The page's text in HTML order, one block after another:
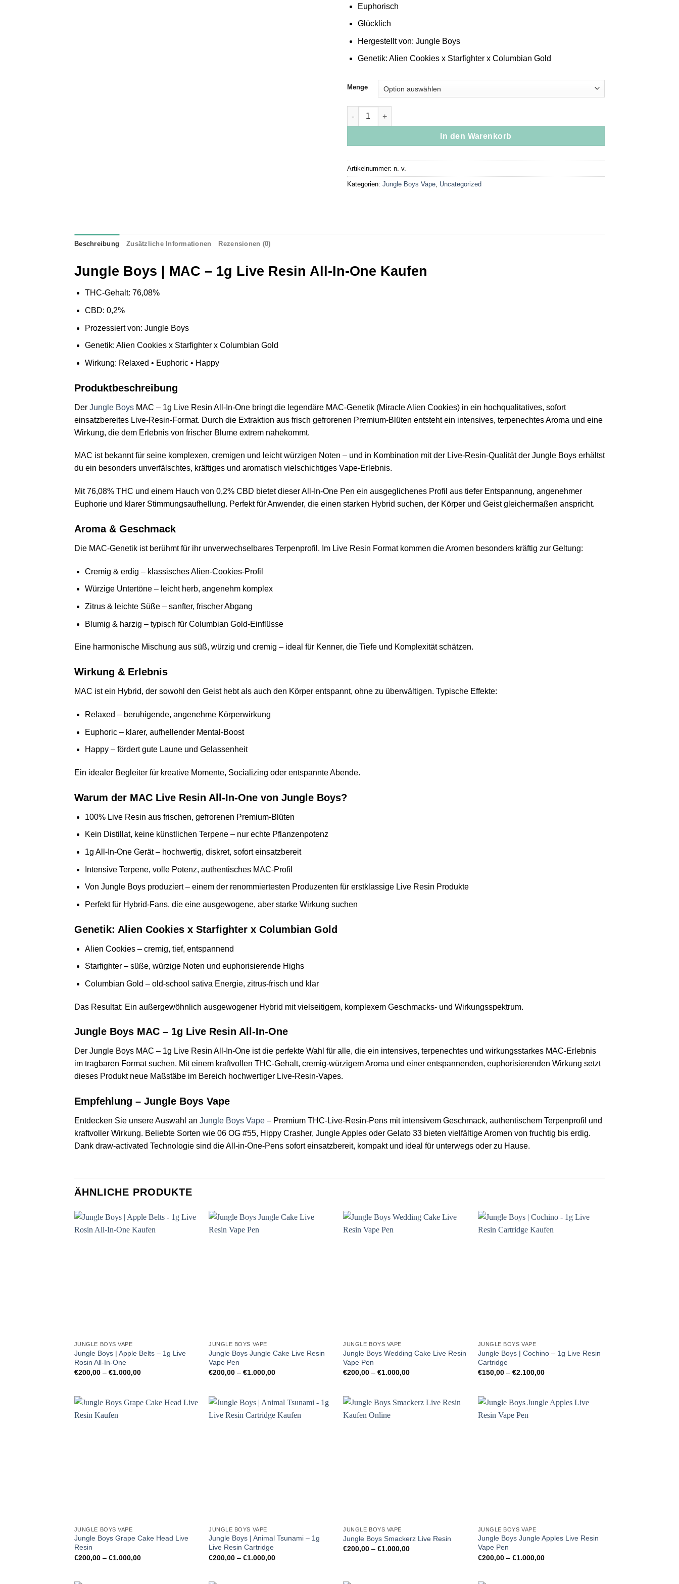
Euphorisch
Glücklich
Hergestellt von: Jungle Boys
Genetik: Alien Cookies x Starfighter x Columbian Gold
Menge
Jungle Boys | MAC - 1g Live Resin All-In-One Menge
In den Warenkorb
Artikelnummer: n. v.
Kategorien: Jungle Boys Vape, Uncategorized
Beschreibung Zusätzliche Informationen Rezensionen (0)
Jungle Boys | MAC – 1g Live Resin All-In-One Kaufen
THC-Gehalt: 76,08%
CBD: 0,2%
Prozessiert von: Jungle Boys
Genetik: Alien Cookies x Starfighter x Columbian Gold
Wirkung: Relaxed • Euphoric • Happy
Produktbeschreibung
Der Jungle Boys MAC – 1g Live Resin All-In-One bringt die legendäre MAC-Genetik (Miracle Alien Cookies) in ein hochqualitatives, sofort
einsatzbereites Live-Resin-Format. Durch die Extraktion aus frisch gefrorenen Premium-Blüten entsteht ein intensives, terpenechtes Aroma und eine
Wirkung, die dem Erlebnis von frischer Blume extrem nahekommt.
MAC ist bekannt für seine komplexen, cremigen und leicht würzigen Noten – und in Kombination mit der Live-Resin-Qualität der Jungle Boys erhältst
du ein besonders unverfälschtes, kräftiges und aromatisch vielschichtiges Vape-Erlebnis.
Mit 76,08% THC und einem Hauch von 0,2% CBD bietet dieser All-In-One Pen ein ausgeglichenes Profil aus tiefer Entspannung, angenehmer
Euphorie und klarer Stimmungsaufhellung. Perfekt für Anwender, die einen starken Hybrid suchen, der Körper und Geist gleichermaßen anspricht.
Aroma & Geschmack
Die MAC-Genetik ist berühmt für ihr unverwechselbares Terpenprofil. Im Live Resin Format kommen die Aromen besonders kräftig zur Geltung:
Cremig & erdig – klassisches Alien-Cookies-Profil
Würzige Untertöne – leicht herb, angenehm komplex
Zitrus & leichte Süße – sanfter, frischer Abgang
Blumig & harzig – typisch für Columbian Gold-Einflüsse
Eine harmonische Mischung aus süß, würzig und cremig – ideal für Kenner, die Tiefe und Komplexität schätzen.
Wirkung & Erlebnis
MAC ist ein Hybrid, der sowohl den Geist hebt als auch den Körper entspannt, ohne zu überwältigen. Typische Effekte:
Relaxed – beruhigende, angenehme Körperwirkung
Euphoric – klarer, aufhellender Mental-Boost
Happy – fördert gute Laune und Gelassenheit
Ein idealer Begleiter für kreative Momente, Socializing oder entspannte Abende.
Warum der MAC Live Resin All-In-One von Jungle Boys?
100% Live Resin aus frischen, gefrorenen Premium-Blüten
Kein Distillat, keine künstlichen Terpene – nur echte Pflanzenpotenz
1g All-In-One Gerät – hochwertig, diskret, sofort einsatzbereit
Intensive Terpene, volle Potenz, authentisches MAC-Profil
Von Jungle Boys produziert – einem der renommiertesten Produzenten für erstklassige Live Resin Produkte
Perfekt für Hybrid-Fans, die eine ausgewogene, aber starke Wirkung suchen
Genetik: Alien Cookies x Starfighter x Columbian Gold
Alien Cookies – cremig, tief, entspannend
Starfighter – süße, würzige Noten und euphorisierende Highs
Columbian Gold – old-school sativa Energie, zitrus-frisch und klar
Das Resultat: Ein außergewöhnlich ausgewogener Hybrid mit vielseitigem, komplexem Geschmacks- und Wirkungsspektrum.
Jungle Boys MAC – 1g Live Resin All-In-One
Der Jungle Boys MAC – 1g Live Resin All-In-One ist die perfekte Wahl für alle, die ein intensives, terpenechtes und wirkungsstarkes MAC-Erlebnis
im tragbaren Format suchen. Mit einem kraftvollen THC-Gehalt, cremig-würzigem Aroma und einer entspannenden, euphorisierenden Wirkung setzt
dieses Produkt neue Maßstäbe im Bereich hochwertiger Live-Resin-Vapes.
Empfehlung – Jungle Boys Vape
Entdecken Sie unsere Auswahl an Jungle Boys Vape – Premium THC-Live-Resin-Pens mit intensivem Geschmack, authentischem Terpenprofil und
kraftvoller Wirkung. Beliebte Sorten wie 06 OG #55, Hippy Crasher, Jungle Apples oder Gelato 33 bieten vielfältige Aromen von fruchtig bis erdig.
Dank draw-activated Technologie sind die All-in-One-Pens sofort einsatzbereit, kompakt und ideal für unterwegs oder zu Hause.
ÄHNLICHE PRODUKTE
JUNGLE BOYS VAPE
Jungle Boys | Apple Belts – 1g Live
Rosin All-In-One
€200,00 – €1.000,00Preisspanne:
JUNGLE BOYS VAPE
Jungle Boys Jungle Cake Live Resin
Vape Pen
€200,00 –€1.000,00Preisspanne:
JUNGLE BOYS VAPE
Jungle Boys Wedding Cake Live Resin
Vape Pen
€200,00 –€1.000,00Preisspanne:
JUNGLE BOYS VAPE
Jungle Boys | Cochino – 1g Live Resin
Cartridge
€150,00 – €2.100,00Preisspanne:
JUNGLE BOYS VAPE
Jungle Boys Grape Cake Head Live
Resin
€200,00 – €1.000,00Preisspanne:
JUNGLE BOYS VAPE
Jungle Boys | Animal Tsunami – 1g
Live Resin Cartridge
€200,00 –€1.000,00Preisspanne:
JUNGLE BOYS VAPE
Jungle Boys Smackerz Live Resin
€200,00 –€1.000,00Preisspanne:
JUNGLE BOYS VAPE
Jungle Boys Jungle Apples Live Resin
Vape Pen
€200,00 – €1.000,00Preisspanne: